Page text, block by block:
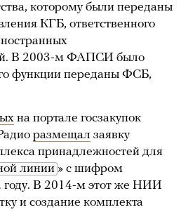
которому были переданы
КГБ, ответственного
В 2003-м ФАПСИ было
функции переданы ФСБ,
на портале госзакупок
размещал заявку
принадлежностей для
линии » с шифром
В 2014-м этот же НИИ
и создание комплекта